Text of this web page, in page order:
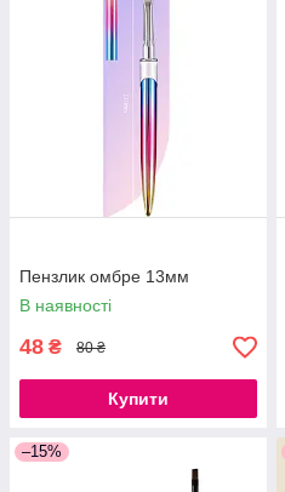
Пензлик омбре 13мм
В наявності
48 ₴ 80 ₴
Купити
–15%